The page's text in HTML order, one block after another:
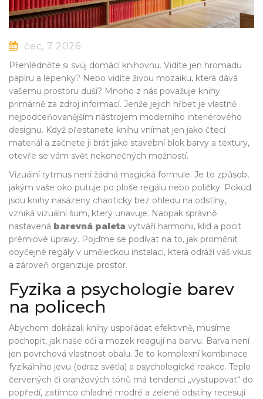
čec, 7 2026
Přehlédněte si svůj domácí knihovnu. Vidíte jen hromadu
papíru a lepenky? Nebo vidíte živou mozaiku, která dává
vašemu prostoru duši? Mnoho z nás považuje knihy
primárně za zdroj informací. Jenže jejich hřbet je vlastně
nejpodceňovanějším nástrojem moderního interiérového
designu. Když přestanete knihu vnímat jen jako čtecí
materiál a začnete ji brát jako stavební blok barvy a textury,
otevře se vám svět nekonečných možností.
Vizuální rytmus není žádná magická formule. Je to způsob,
jakým vaše oko putuje po ploše regálu nebo poličky. Pokud
jsou knihy nasázeny chaoticky bez ohledu na odstíny,
vzniká vizuální šum, který unavuje. Naopak správně
nastavená barevná paleta vytváří harmonii, klid a pocit
prémiové úpravy. Pojďme se podívat na to, jak proměnit
obyčejné regály v uměleckou instalaci, která odráží váš vkus
a zároveň organizuje prostor.
Fyzika a psychologie barev
na policech
Abychom dokázali knihy uspořádat efektivně, musíme
pochopit, jak naše oči a mozek reagují na barvu. Barva není
jen povrchová vlastnost obalu. Je to komplexní kombinace
fyzikálního jevu (odraz světla) a psychologické reakce. Teplo
červených či oranžových tónů má tendenci „vystupovat“ do
popředí, zatímco chladné modré a zelené odstíny recesují